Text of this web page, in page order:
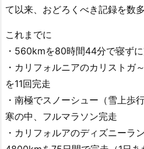
て以来、おどろくべき記録を数
これまでに
・560kmを80時間44分で寝ず
・カリフォルニアのカリストガ
を11回完走
・南極でスノーシュー（雪上
寒の中、フルマラソン完走
・カリフォルアのディズニーラ